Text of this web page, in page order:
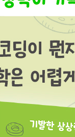
생각하라! (키워드:
드: 완전수)
니?
! (키워드: 논리 연산)